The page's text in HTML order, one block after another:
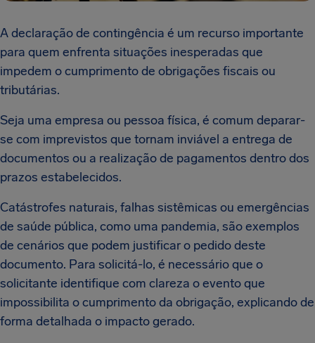
A declaração de contingência é um recurso importante
para quem enfrenta situações inesperadas que
impedem o cumprimento de obrigações fiscais ou
tributárias.
Seja uma empresa ou pessoa física, é comum deparar-
se com imprevistos que tornam inviável a entrega de
documentos ou a realização de pagamentos dentro dos
prazos estabelecidos.
Catástrofes naturais, falhas sistêmicas ou emergências
de saúde pública, como uma pandemia, são exemplos
de cenários que podem justificar o pedido deste
documento. Para solicitá-lo, é necessário que o
solicitante identifique com clareza o evento que
impossibilita o cumprimento da obrigação, explicando de
forma detalhada o impacto gerado.